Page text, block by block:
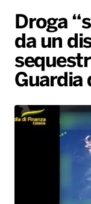
Gallery
Radio
Voce al
Droga
da un
Guardia